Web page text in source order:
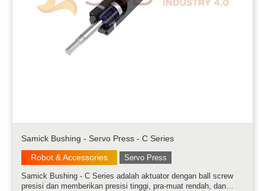
Samick Bushing - Servo Press - C Series
Robot & Accessories
Servo Press
Samick Bushing - C Series adalah aktuator dengan ball screw
presisi dan memberikan presisi tinggi, pra-muat rendah, dan